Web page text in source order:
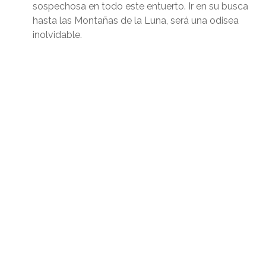
sospechosa en todo este entuerto. Ir en su busca
hasta las Montañas de la Luna, será una odisea
inolvidable.